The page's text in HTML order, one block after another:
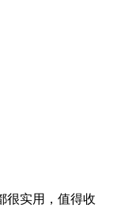
很实用，值得收